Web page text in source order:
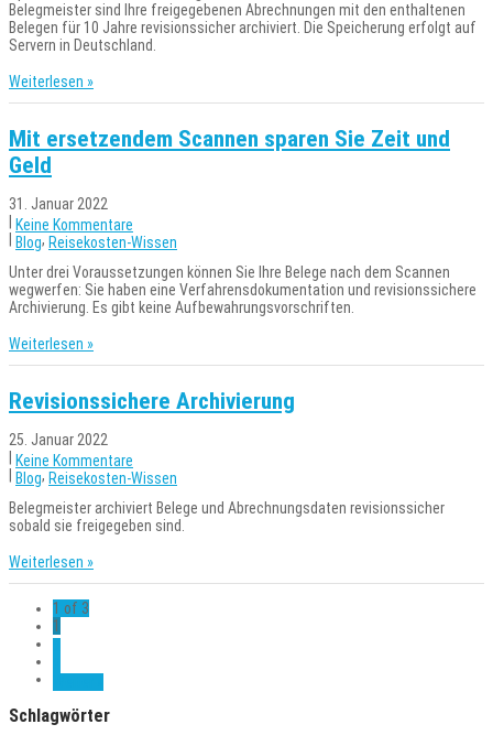
Belegmeister sind Ihre freigegebenen Abrechnungen mit den enthaltenen
Belegen für 10 Jahre revisionssicher archiviert. Die Speicherung erfolgt auf
Servern in Deutschland.
Weiterlesen »
Mit ersetzendem Scannen sparen Sie Zeit und
Geld
31. Januar 2022
Keine Kommentare
Blog, Reisekosten-Wissen
Unter drei Voraussetzungen können Sie Ihre Belege nach dem Scannen
wegwerfen: Sie haben eine Verfahrensdokumentation und revisionssichere
Archivierung. Es gibt keine Aufbewahrungsvorschriften.
Weiterlesen »
Revisionssichere Archivierung
25. Januar 2022
| Keine Kommentare
| Blog,Reisekosten-Wissen
Belegmeister archiviert Belege und Abrechnungsdaten revisionssicher
sobald sie freigegeben sind.
Weiterlesen »
1 of 3
1
Schlagwörter